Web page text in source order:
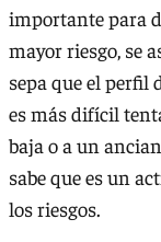
importante para
mayor riesgo, se
sepa que el perfil
es más difícil
baja o a un
sabe que es un
los riesgos.